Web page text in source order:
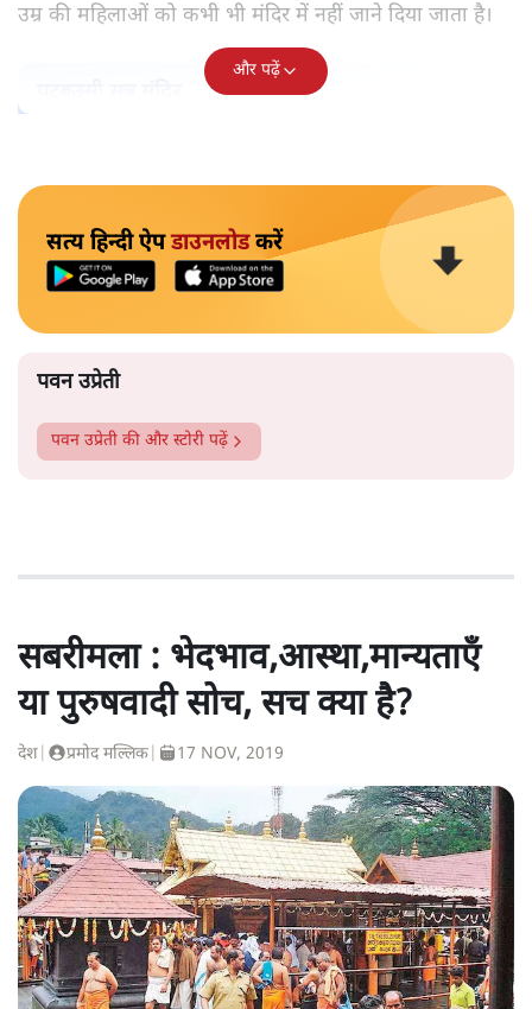
उम्र की महिलाओं को कभी भी मंदिर में नहीं जाने दिया जाता है।
और पढ़ें
सत्य हिन्दी ऐपडाउनलोडकरें
पवन उप्रेती
पवन उप्रेती की और स्टोरी पढ़ें
सबरीमला : भेदभाव,आस्था,मान्यताएँ
या पुरुषवादी सोच, सच क्या है?
देश प्रमोद मल्लिक 17 NOV, 2019